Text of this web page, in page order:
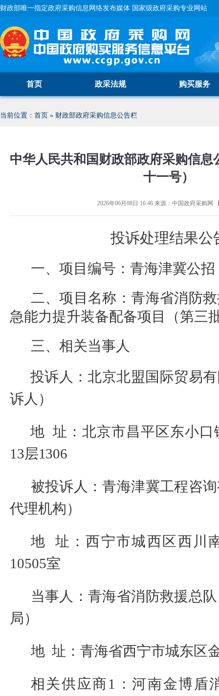
财政部唯一指定政府采购信息网络发布媒体 国家级政府采购专业网站
首页 政采法规 购买服务
当前位置： 首页 » 财政部政府采购信息公告栏
中华人民共和国财政部政府采购信息
十一号）
2026年06月08日 16:46来源： 中国政府采购网
投诉处理结果公
一、项目编号： 青海津冀公
二、项目名称：青海省消防
急能力提升装备配备项目（第三
三、相关当事人
投诉人：北京北盟国际贸易
诉人）
地 址：北京市昌平区东小口
13层1306
被投诉人：青海津冀工程咨
代理机构）
地
址：西宁市城西区西川
10505室
当事人：青海省消防救援总
局）
地 址：青海省西宁市城东区
相关供应商1
：河南金博盾